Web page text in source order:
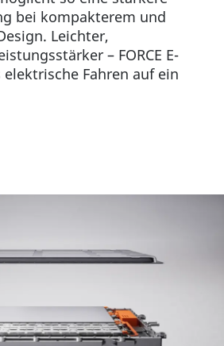
bei kompakterem und
Leichter,
– FORCE E-
Fahren auf ein